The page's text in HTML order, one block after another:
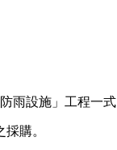
雨設施」工程一式
購。